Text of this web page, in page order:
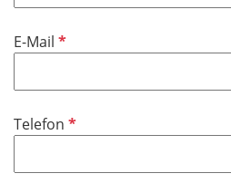
d
E-Mail P
l
c
t
Telefon P
l